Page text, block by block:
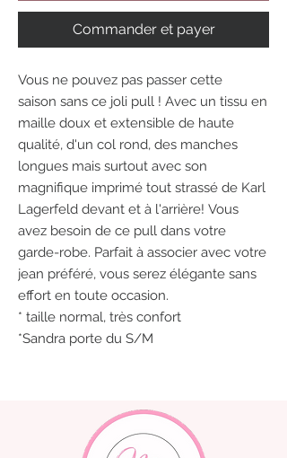
Commander et payer
Vous ne pouvez pas passer cette
saison sans ce joli pull ! Avec un tissu en
maille doux et extensible de haute
qualité, d'un col rond, des manches
longues mais surtout avec son
magnifique imprimé tout strassé de Karl
Lagerfeld devant et à l'arrière! Vous
avez besoin de ce pull dans votre
garde-robe. Parfait à associer avec votre
jean préféré, vous serez élégante sans
effort en toute occasion.
* taille normal, très confort
*Sandra porte du S/M